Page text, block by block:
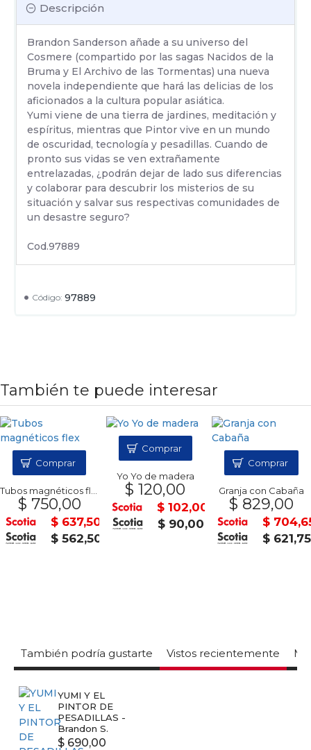
Código: 97889
Descripción
Brandon Sanderson añade a su universo del
Cosmere (compartido por las sagas Nacidos de la
Bruma y El Archivo de las Tormentas) una nueva
novela independiente que hará las delicias de los
aficionados a la cultura popular asiática.
Yumi viene de una tierra de jardines, meditación y
espíritus, mientras que Pintor vive en un mundo
de oscuridad, tecnología y pesadillas. Cuando de
pronto sus vidas se ven extrañamente
entrelazadas, ¿podrán dejar de lado sus diferencias
y colaborar para descubrir los misterios de su
situación y salvar sus respectivas comunidades de
un desastre seguro?
Cod.97889
También te puede interesar
Tubos magnéticos flex
$ 750,00
$ 637,50
$ 562,50
Comprar
Yo Yo de madera
$ 120,00
$ 102,00
$ 90,00
Comprar
Granja con Cabaña
$ 829,00
$
$ 621,75
Comprar
También podría gustarte Vistos recientemente
YUMI Y EL
PINTOR DE
PESADILLAS -
Brandon S.
$ 690,00